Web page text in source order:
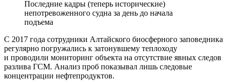
Последние кадры (теперь исторические)
непотревоженного судна за день до начала
подъема
С 2017 года сотрудники Алтайского биосферного заповедника
регулярно погружались к затонувшему теплоходу
и проводили мониторинг объекта на отсутствие явных следов
разлива ГСМ. Анализ проб показывал лишь следовые
концентрации нефтепродуктов.